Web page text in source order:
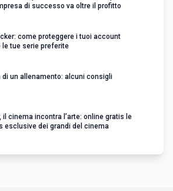
di successo va oltre il profitto
come proteggere i tuoi account
le tue serie preferite
di un allenamento: alcuni consigli
il cinema incontra l’arte: online gratis le
esclusive dei grandi del cinema